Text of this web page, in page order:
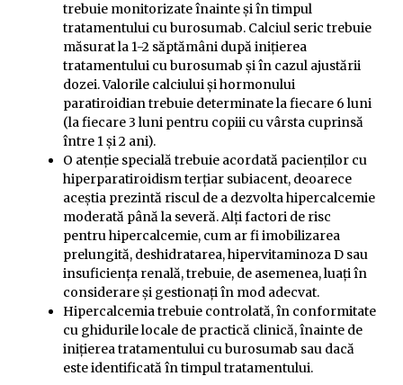
trebuie monitorizate înainte și în timpul
tratamentului cu burosumab. Calciul seric trebuie
măsurat la 1-2 săptămâni după inițierea
tratamentului cu burosumab și în cazul ajustării
dozei. Valorile calciului și hormonului
paratiroidian trebuie determinate la fiecare 6 luni
(la fiecare 3 luni pentru copiii cu vârsta cuprinsă
între 1 și 2 ani).
O atenție specială trebuie acordată pacienților cu
hiperparatiroidism terțiar subiacent, deoarece
aceștia prezintă riscul de a dezvolta hipercalcemie
moderată până la severă. Alți factori de risc
pentru hipercalcemie, cum ar fi imobilizarea
prelungită, deshidratarea, hipervitaminoza D sau
insuficiența renală, trebuie, de asemenea, luați în
considerare și gestionați în mod adecvat.
Hipercalcemia trebuie controlată, în conformitate
cu ghidurile locale de practică clinică, înainte de
inițierea tratamentului cu burosumab sau dacă
este identificată în timpul tratamentului.